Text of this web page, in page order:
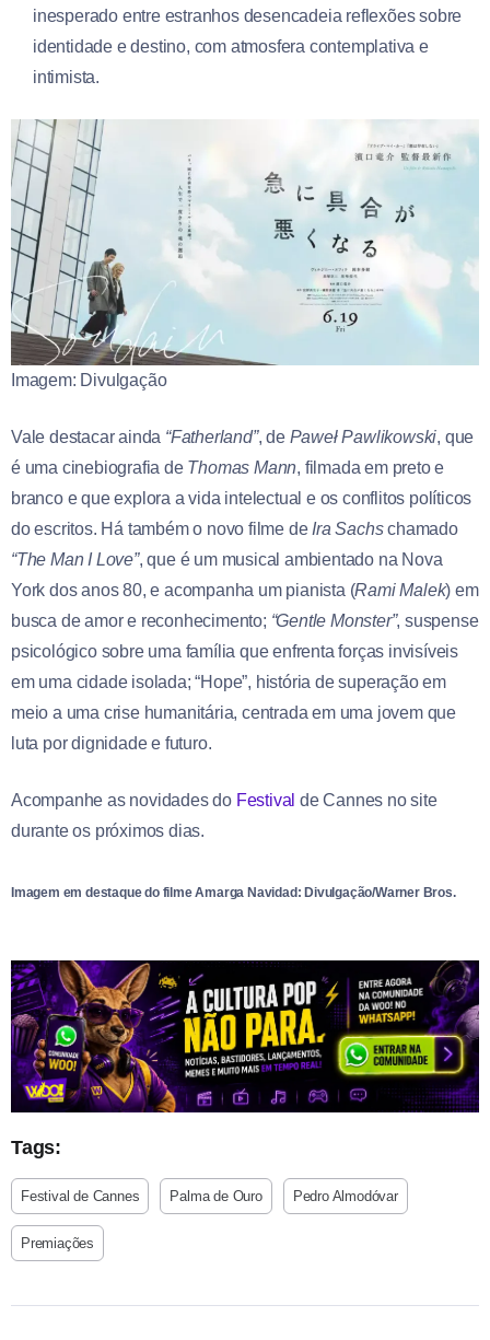
inesperado entre estranhos desencadeia reflexões sobre
identidade e destino, com atmosfera contemplativa e
intimista.
Imagem: Divulgação
Vale destacar ainda “Fatherland”, de Paweł Pawlikowski, que
é uma cinebiografia deThomas Mann, filmada em preto e
branco e que explora a vida intelectual e os conflitos políticos
do escritos. Há também o novo filme deIra Sachschamado
“The Man I Love”, que é um musical ambientado na Nova
York dos anos 80, e acompanha um pianista (Rami Malek) em
busca de amor e reconhecimento; “Gentle Monster”, suspense
psicológico sobre uma família que enfrenta forças invisíveis
em uma cidade isolada; “Hope”, história de superação em
meio a uma crise humanitária, centrada em uma jovem que
luta por dignidade e futuro.
Acompanhe as novidades do Festival de Cannes no site
durante os próximos dias.
Imagem em destaque do filme Amarga Navidad: Divulgação/Warner Bros.
Tags:
Festival de Cannes Palma de Ouro Pedro Almodóvar
Premiações